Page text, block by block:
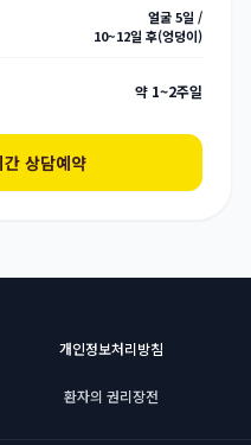
얼굴 5일 /
10~12일 후(엉덩이)
약 1~2주일
상담예약
개인정보처리방침
환자의 권리장전